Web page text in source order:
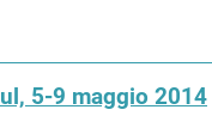
5-9 maggio 2014